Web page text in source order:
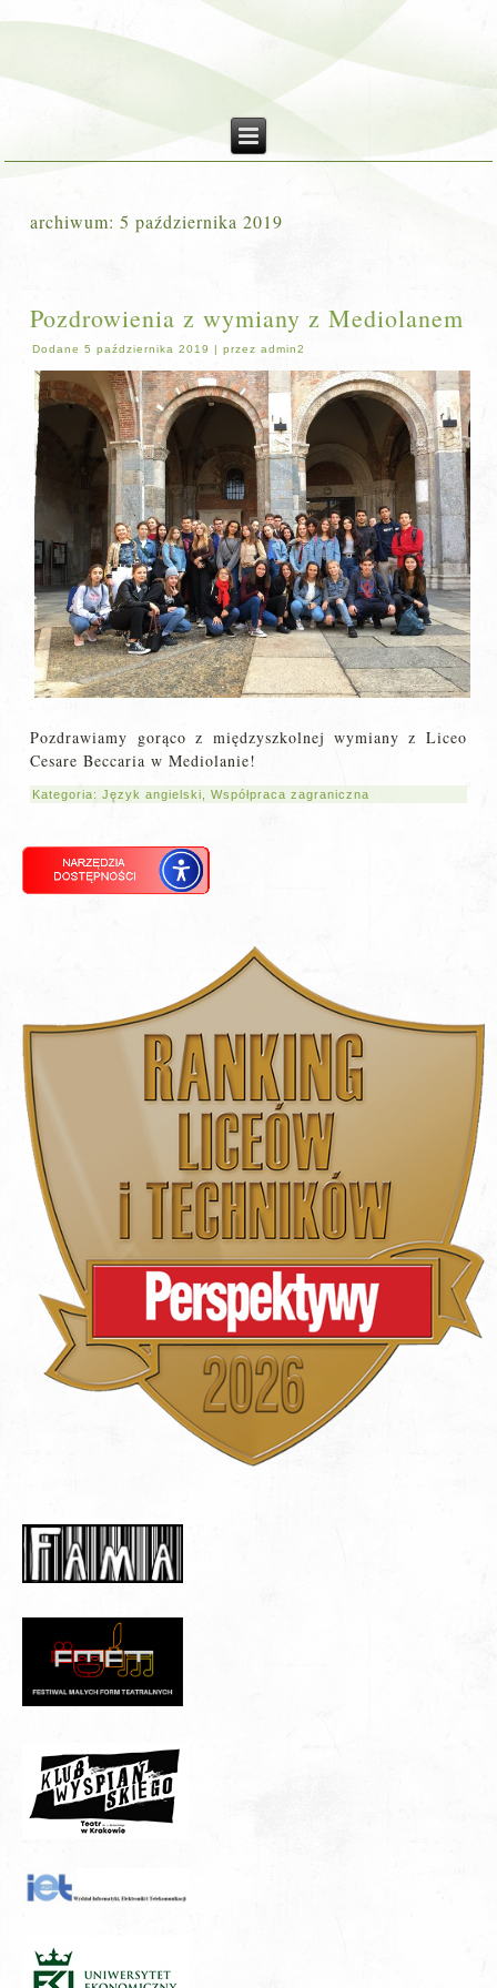
archiwum:5 października 2019
Pozdrowienia z wymiany z Mediolanem
Dodane 5 października 2019 |przez admin2
Pozdrawiamy gorąco z międzyszkolnej wymiany z Liceo
Cesare Beccaria w Mediolanie!
Kategoria:Język angielski ,Współpraca zagraniczna